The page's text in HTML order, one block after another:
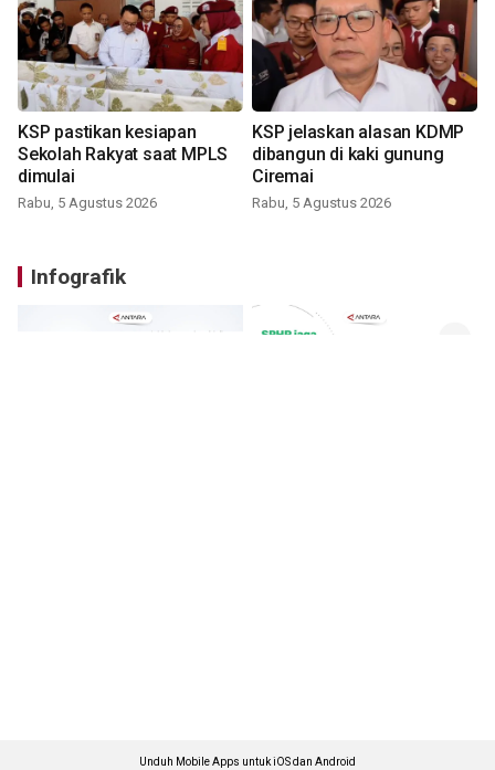
KSP pastikan kesiapan
Sekolah Rakyat saat MPLS
dimulai
Rabu, 5 Agustus 2026
KSP jelaskan alasan KDMP
dibangun di kaki gunung
Ciremai
Rabu, 5 Agustus 2026
Infografik
Unduh Mobile Apps untuk iOS dan Android